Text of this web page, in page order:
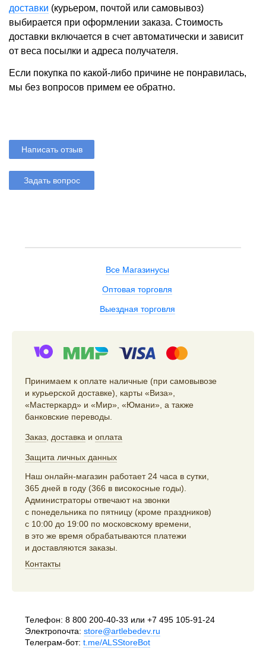
доставки (курьером, почтой или самовывоз)
выбирается при оформлении заказа. Стоимость
доставки включается в счет автоматически и зависит
от веса посылки и адреса получателя.
Если покупка по какой-либо причине не понравилась,
мы без вопросов примем ее обратно.
Написать отзыв
Задать вопрос
Все Магазинусы
Оптовая торговля
Выездная торговля
Принимаем к оплате наличные (при самовывозе
и курьерской доставке), карты «Виза»,
«Мастеркард» и «Мир», «Юмани», а также
банковские переводы.
Заказ доставка и оплата
Защита личных данных
Наш онлайн-магазин работает 24 часа в сутки,
365 дней в году (366 в високосные годы).
Администраторы отвечают на звонки
с понедельника по пятницу (кроме праздников)
с 10:00 до 19:00 по московскому времени,
в это же время обрабатываются платежи
и доставляются заказы.
Контакты
Телефон: 8 800 200-40-33 или +7 495 105-91-24
Электропочта: store@artlebedev.ru
Телеграм-бот: t.me/ALSStoreBot